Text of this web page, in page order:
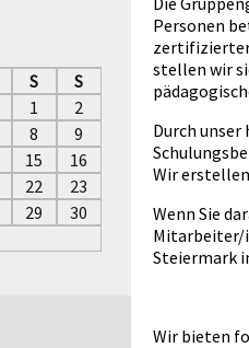
Personen
zertifizierter
stellen wir
Durch
Wir
Wenn Sie
Mitarbeiter/
Steiermark
Wir bieten
S
S
1
2
8
9
15
16
22
23
29
30